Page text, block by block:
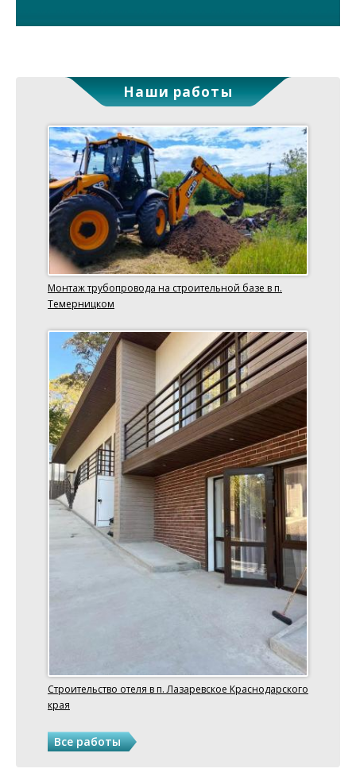
Наши работы
Монтаж трубопровода на строительной базе в п.
Темерницком
Строительство отеля в п. Лазаревское Краснодарского
края
Все работы